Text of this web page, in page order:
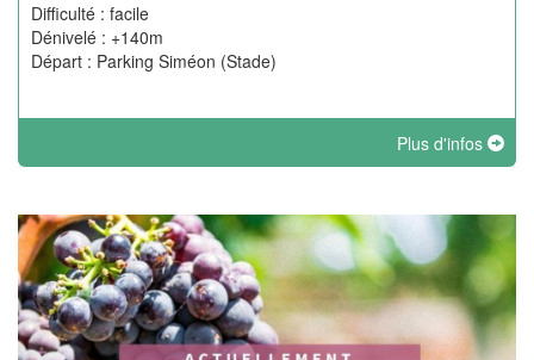
Difficulté : facile
Dénivelé : +140m
Départ : Parking Siméon (Stade)
Plus d'infos